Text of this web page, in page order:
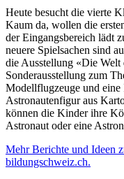
Heute besucht die vierte
Kaum da, wollen die
der Eingangsbereich lädt
neuere Spielsachen sind
die Ausstellung «Die Welt
Sonderausstellung zum
Modellflugzeuge und eine
Astronautenfigur aus
können die Kinder ihre
Astronaut oder eine
Mehr Berichte und Ideen
bildungschweiz.ch.